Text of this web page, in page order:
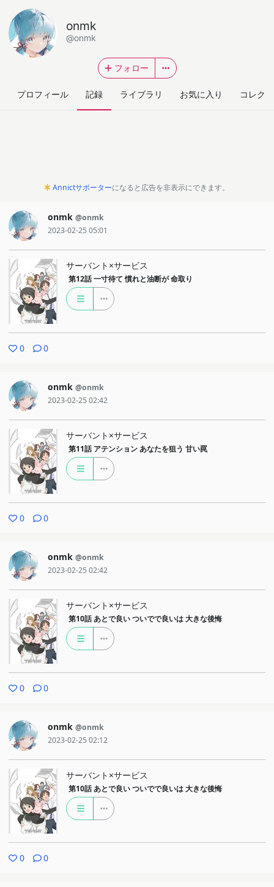
onmk
@onmk
フォロー
プロフィール 記録 ライブラリ お気に入り コレク
Annictサポーターになると広告を非表示にできます。
onmk @onmk
2023-02-25 05:01
サーバント×サービス
第12話 一寸待て 慣れと油断が 命取り
0 0
onmk @onmk
2023-02-25 02:42
サーバント×サービス
第11話 アテンション あなたを狙う 甘い罠
0 0
onmk @onmk
2023-02-25 02:42
サーバント×サービス
第10話 あとで良い ついでで良いは 大きな後悔
0 0
onmk @onmk
2023-02-25 02:12
サーバント×サービス
第10話 あとで良い ついでで良いは 大きな後悔
0 0